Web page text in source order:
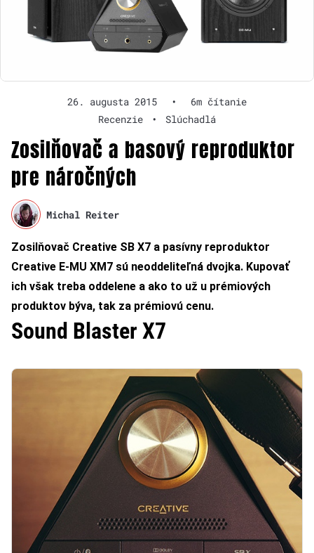
26. augusta 2015 •
6m čítanie
Recenzie
• Slúchadlá
Zosilňovač a basový reproduktor
pre náročných
Michal Reiter
Zosilňovač Creative SB X7 a pasívny reproduktor
Creative E-MU XM7 sú neoddeliteľná dvojka. Kupovať
ich však treba oddelene a ako to už u prémiových
produktov býva, tak za prémiovú cenu.
Sound Blaster X7